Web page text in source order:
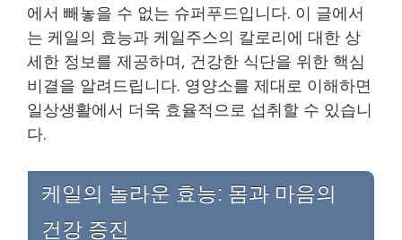
에서 빼놓을 수 없는 슈퍼푸드입니다. 이 글에서
는 케일의 효능과 케일주스의 칼로리에 대한 상
세한 정보를 제공하며, 건강한 식단을 위한 핵심
비결을 알려드립니다. 영양소를 제대로 이해하면
일상생활에서 더욱 효율적으로 섭취할 수 있습니
다.
케일의 놀라운 효능: 몸과 마음의
건강 증진